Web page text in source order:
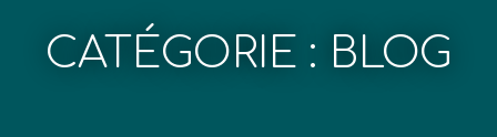
CATÉGORIE : BLOG